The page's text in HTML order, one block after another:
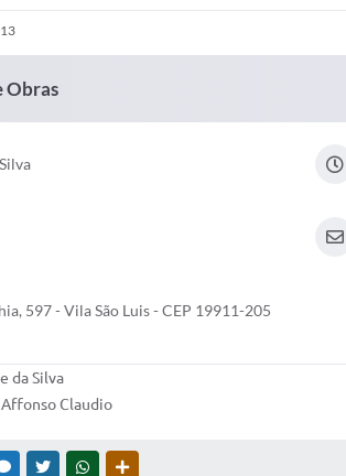
Obras
597 - Vila São Luis - CEP 19911-205
da Silva
Affonso Claudio
MESSENGER
TWITTERWHATSAPP